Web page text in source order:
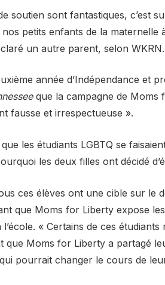
soutien sont fantastiques, c’est
petits enfants de la maternelle
un autre parent, selon WKRN.
année d’Indépendance et
que la campagne de Moms
fausse et irrespectueuse ».
les étudiants LGBTQ se
les deux filles ont décidé
ces élèves ont une cible sur le
que Moms for Liberty expose les
« Certains de ces
que Moms for Liberty a partagé
pourrait changer le cours de